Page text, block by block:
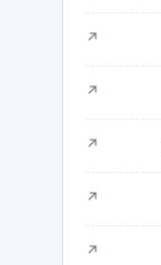
↗
↗
↗
↗
↗